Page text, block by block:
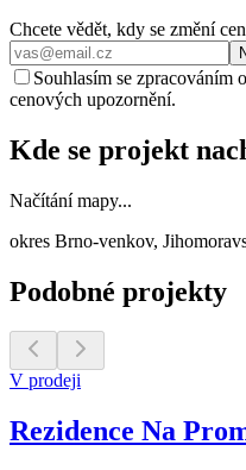
Chcete vědět, kdy se změní
Souhlasím se zpracováním
cenových upozornění.
Kde se projekt
Načítání mapy...
okres Brno-venkov,
Podobné projekty
V prodeji
Rezidence Na